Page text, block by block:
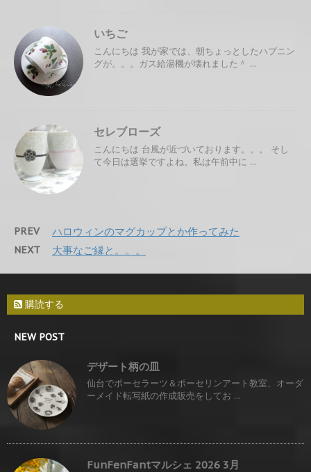
いちご
こんにちは 我が家では、朝ちょっとしたハプニン
グが。。。ガス給湯機が壊れました＾ ...
セレブローズ
こんにちは 台風が近づいております。。。 そし
て今日は選挙ですよね。私は午前中に ...
PREV ハロウィンのマグカップとか作ってみた
NEXT 大事なご縁と。。。
購読する
NEW POST
デザート柄の皿
仙台でポーセラーツ＆ポーセリンアート教室、オーダ
ーメイド転写紙の作成販売をしてお ...
FunFenFantマルシェ 2026 3月